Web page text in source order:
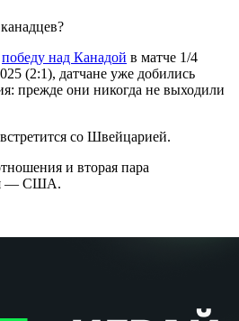
победу над Канадой в матче 1/4
(2:1), датчане уже добились
прежде они никогда не выходили
со Швейцарией.
и вторая пара
— США.